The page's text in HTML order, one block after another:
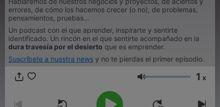
errores, de cómo los hacemos crecer (o no), de problemas,
pensamientos, pruebas...
Un podcast con el que aprender, inspirarte y sentirte
identificado. Un rincón en el que sentirte acompañado en la
dura travesía por el desierto que es emprender.
Suscríbete a nuestra news y no te pierdas el primer episodio.
Hangerő 1 x